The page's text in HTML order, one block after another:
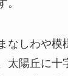
。
なしわや模
太陽丘に十